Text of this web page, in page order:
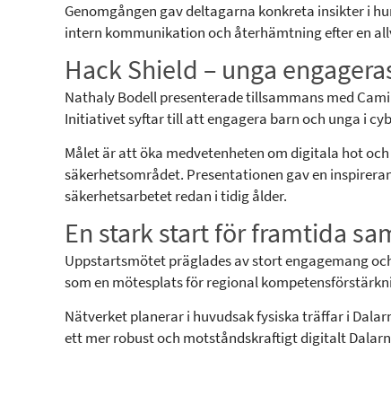
Genomgången gav deltagarna konkreta insikter i
intern kommunikation och återhämtning efter en
Hack Shield – unga
Nathaly Bodell presenterade tillsammans med
Initiativet syftar till att engagera barn och unga i
Målet är att öka medvetenheten om digitala hot
säkerhetsområdet. Presentationen gav en
säkerhetsarbetet redan i tidig ålder.
En stark start för framtida
Uppstartsmötet präglades av stort engagemang
som en mötesplats för regional
Nätverket planerar i huvudsak fysiska träffar i
ett mer robust och motståndskraftigt digitalt